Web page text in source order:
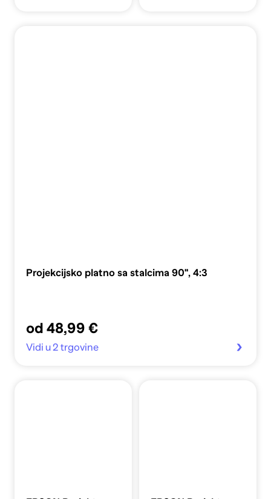
Projekcijsko platno sa stalcima 90'', 4:3
od 48,99 €
Vidi u 2 trgovine